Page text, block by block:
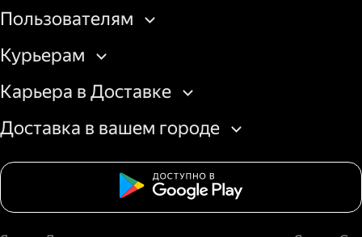
Пользователям
Курьерам
Карьера в Доставке
Доставка в вашем городе